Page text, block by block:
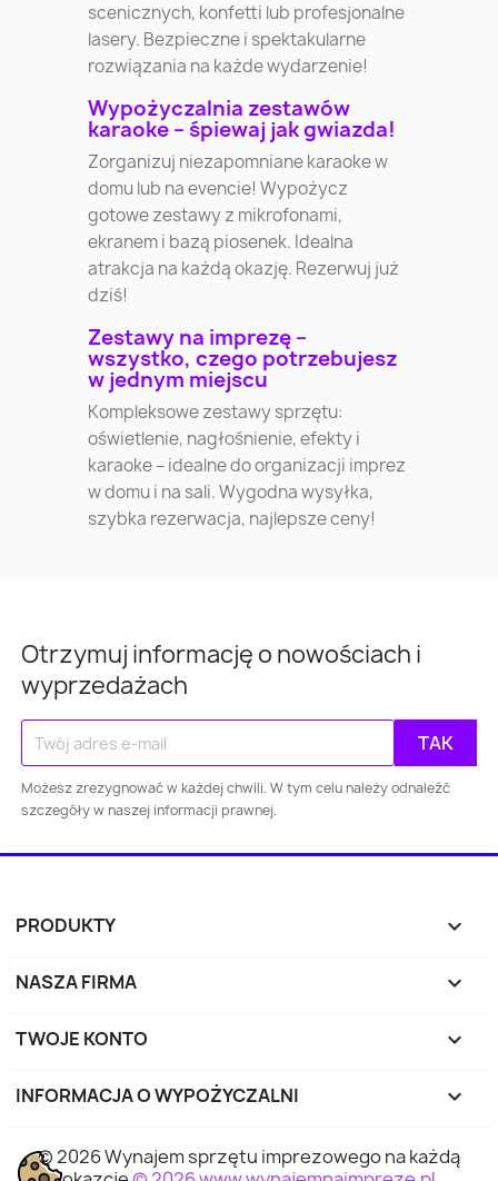
Warszawa Kraków Łódź
Gdańsk Szczecin Bydgoszcz
Katowice Gdynia
Rybnik
Dąbrowa
scenicznych, konfetti lub profesjonalne
lasery. Bezpieczne i spektakularne
rozwiązania na każde wydarzenie!
Wypożyczalnia zestawów
karaoke – śpiewaj jak gwiazda!
Zorganizuj niezapomniane karaoke w
domu lub na evencie! Wypożycz
gotowe zestawy z mikrofonami,
ekranem i bazą piosenek. Idealna
atrakcja na każdą okazję. Rezerwuj już
dziś!
Zestawy na imprezę –
wszystko, czego potrzebujesz
w jednym miejscu
Kompleksowe zestawy sprzętu:
oświetlenie, nagłośnienie, efekty i
karaoke – idealne do organizacji imprez
w domu i na sali. Wygodna wysyłka,
szybka rezerwacja, najlepsze ceny!
Otrzymuj informację o nowościach i
wyprzedażach
Możesz zrezygnować w każdej chwili. W tym celu należy odnaleźć
szczegóły w naszej informacji prawnej.
PRODUKTY 
NASZA FIRMA 
TWOJE KONTO 
INFORMACJA O WYPOŻYCZALNI keyboard_arrow_down
© 2026 Wynajem sprzętu imprezowego na każdą